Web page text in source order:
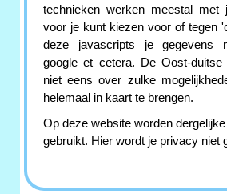
technieken werken meestal met
voor je kunt kiezen voor of tegen
deze javascripts je gegevens
google et cetera. De Oost-duitse
niet eens over zulke
helemaal in kaart te brengen.
Op deze website worden
gebruikt. Hier wordt je privacy niet